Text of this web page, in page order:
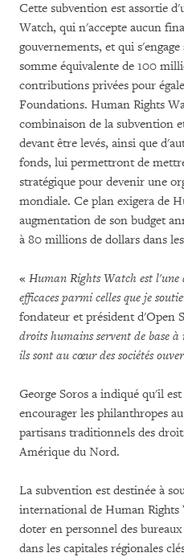
Cette subvention est assortie
Watch, qui n'accepte aucun
gouvernements, et qui
somme équivalente de 100
contributions privées pour
Foundations. Human Rights
combinaison de la subvention
devant être levés, ainsi que
fonds, lui permettront de
stratégique pour devenir une
mondiale. Ce plan exigera de
augmentation de son budget
à 80 millions de dollars dans
« Human Rights Watch est l'une
efficaces parmi celles que je
fondateur et président d'Open
droits humains servent de base
ils sont au cœur des sociétés
George Soros a indiqué qu'il
encourager les philanthropes
partisans traditionnels des
Amérique du Nord.
La subvention est destinée à
international de Human
doter en personnel des
dans les capitales régionales